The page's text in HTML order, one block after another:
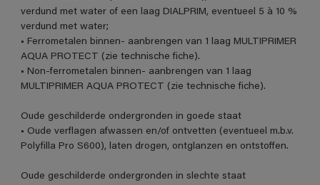
verdund met water of een laag DIALPRIM, eventueel 5 à 10 %
verdund met water;
• Ferrometalen binnen- aanbrengen van 1 laag MULTIPRIMER
AQUA PROTECT (zie technische fiche).
• Non-ferrometalen binnen- aanbrengen van 1 laag
MULTIPRIMER AQUA PROTECT (zie technische fiche).
Oude geschilderde ondergronden in goede staat
• Oude verflagen afwassen en/of ontvetten (eventueel m.b.v.
Polyfilla Pro S600), laten drogen, ontglanzen en ontstoffen.
Oude geschilderde ondergronden in slechte staat